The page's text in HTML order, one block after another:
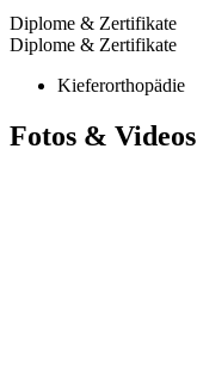
Diplome & Zertifikate
Diplome & Zertifikate
Kieferorthopädie
Fotos & Videos